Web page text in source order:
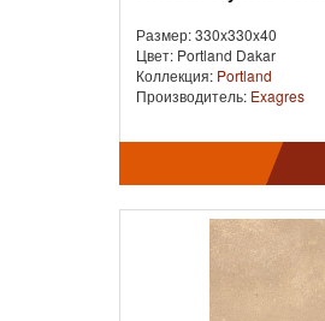
Размер: 330x330x40
Цвет: Portland Dakar
Коллекция: Portland
Производитель: Exagres